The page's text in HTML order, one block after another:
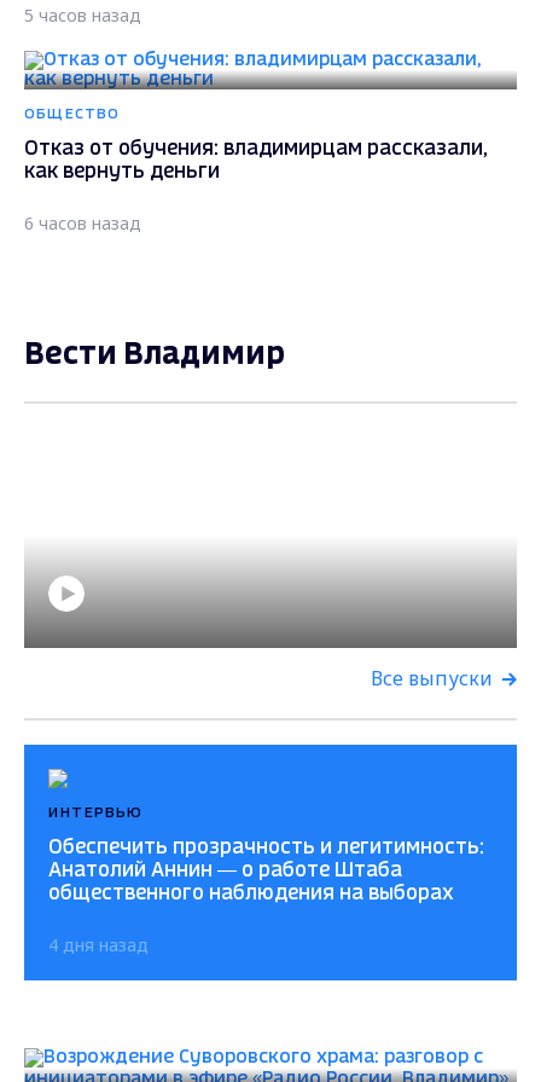
5 часов назад
ОБЩЕСТВО
Отказ от обучения: владимирцам рассказали,
как вернуть деньги
6 часов назад
Вести Владимир
Все выпуски
ИНТЕРВЬЮ
Обеспечить прозрачность и легитимность:
Анатолий Аннин — о работе Штаба
общественного наблюдения на выборах
4 дня назад